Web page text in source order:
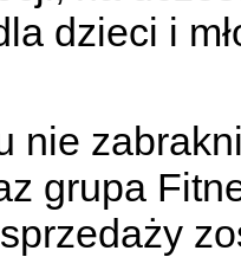
dzieci i
nie
grupa